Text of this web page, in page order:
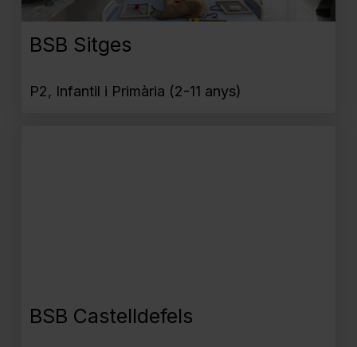
BSB Sitges
P2, Infantil i Primària (2-11 anys)
BSB Castelldefels